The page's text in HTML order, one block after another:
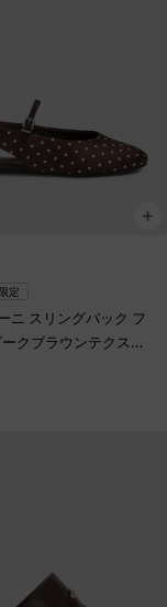
定
ニ スリングバック フ
ークブラウンテクスチ